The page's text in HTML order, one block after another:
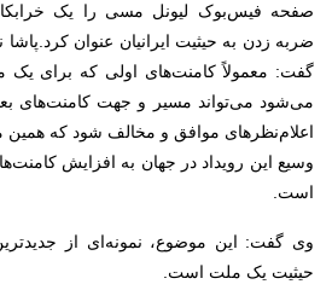
صفحه فیس‌بوک لیونل مسی را یک
ضربه زدن به حیثیت ایرانیان عنوان کرد. پاشا
گفت:‌ معمولاً کامنت‌های اولی که برای
می‌شود می‌تواند مسیر و جهت کامنت‌های
اعلام‌نظرهای موافق و مخالف شود که
وسیع این رویداد در جهان به افزایش
است.
وی گفت: این موضوع، نمونه‌ای از
حیثیت یک ملت است.